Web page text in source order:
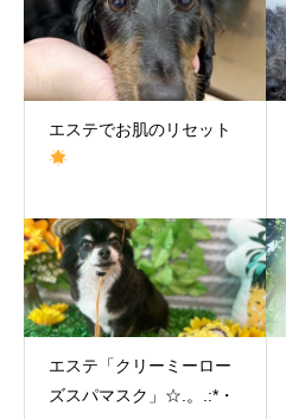
エステでお肌のリセット
エステ「クリーミーロー
ズスパマスク」☆.。.:*・